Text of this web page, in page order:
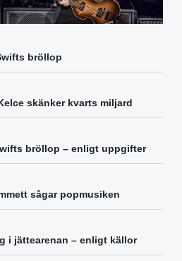
bröllop
skänker kvarts miljard
bröllop – enligt uppgifter
sågar popmusiken
i jättearenan – enligt källor